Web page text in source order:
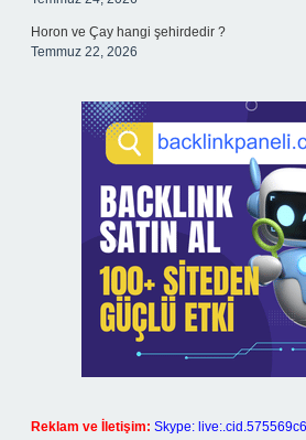
Horon ve Çay hangi şehirdedir ?
Temmuz 22, 2026
Reklam ve İletişim: Skype: